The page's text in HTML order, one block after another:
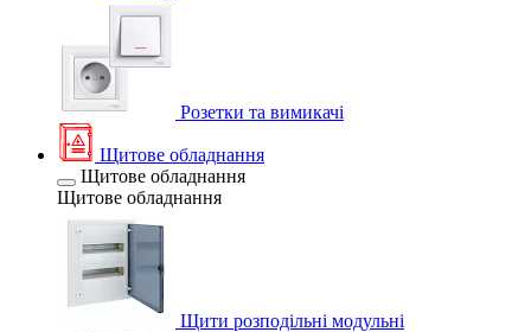
Розетки та вимикачі
Щитове обладнання
Щитове обладнання
Щитове обладнання
Щити розподільні модульні